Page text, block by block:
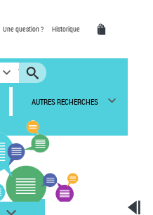
Une question ? Historique
AUTRES RECHERCHES